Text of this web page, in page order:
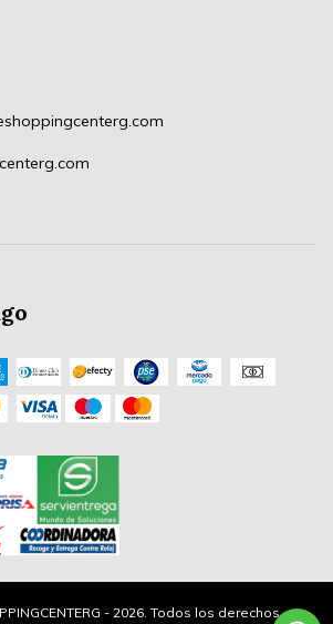
- 2026. Todos los derechos